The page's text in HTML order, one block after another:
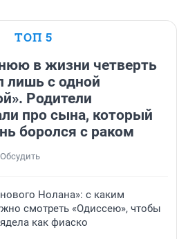
ТОП 5
в жизни четверть
лишь с одной
Родители
про сына, который
боролся с раком
Обсудить
Нолана»: с каким
смотреть «Одиссею», чтобы
как фиаско